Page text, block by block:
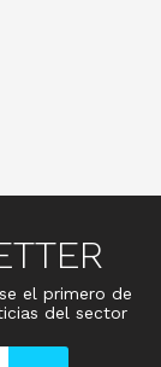
el primero de
del sector